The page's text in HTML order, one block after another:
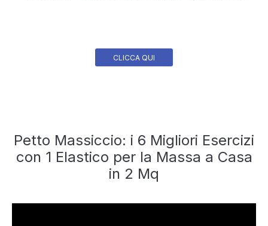
CLICCA QUI
Petto Massiccio: i 6 Migliori Esercizi
con 1 Elastico per la Massa a Casa
in 2 Mq